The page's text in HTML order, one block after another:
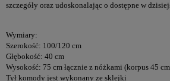
szczegóły oraz udoskonalając o dostępne w
Wymiary:
Szerokość: 100/120 cm
Głębokość: 40 cm
Wysokość: 75 cm łącznie z nóżkami (korpus 45
Tył komody jest wykonany ze sklejki